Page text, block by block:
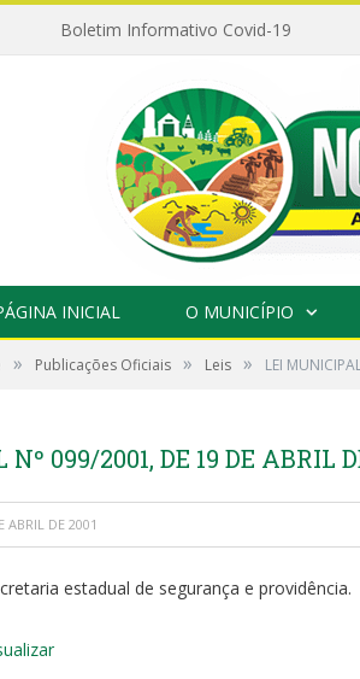
Boletim Informativo Covid-19
INICIAL O MUNICÍPIO
» Publicações Oficiais » Leis » LEI
099/2001, DE 19 DE ABRIL
ABRIL DE 2001
estadual de segurança e providência.